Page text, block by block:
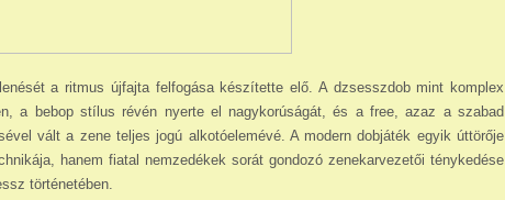
a ritmus újfajta felfogása készítette elő. A dzsesszdob mint komplex
a bebop stílus révén nyerte el nagykorúságát, és a free, azaz a szabad
vált a zene teljes jogú alkotóelemévé. A modern dobjáték egyik úttörője
hanem fiatal nemzedékek sorát gondozó zenekarvezetői ténykedése
történetében.